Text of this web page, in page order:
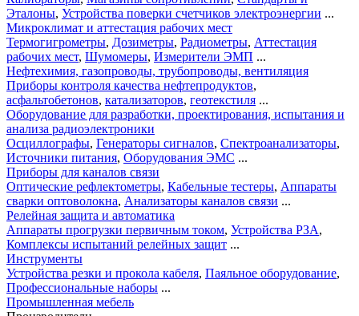
Эталоны, Устройства поверки счетчиков электроэнергии ...
Микроклимат и аттестация рабочих мест
Термогигрометры, Дозиметры, Радиометры, Аттестация
рабочих мест, Шумомеры, Измерители ЭМП ...
Нефтехимия, газопроводы, трубопроводы, вентиляция
Приборы контроля качества нефтепродуктов,
асфальтобетонов, катализаторов, геотекстиля ...
Оборудование для разработки, проектирования, испытания и
анализа радиоэлектроники
Осциллографы, Генераторы сигналов, Спектроанализаторы,
Источники питания, Оборудования ЭМС ...
Приборы для каналов связи
Оптические рефлектометры, Кабельные тестеры, Аппараты
сварки оптоволокна, Анализаторы каналов связи ...
Релейная защита и автоматика
Аппараты прогрузки первичным током, Устройства РЗА,
Комплексы испытаний релейных защит ...
Инструменты
Устройства резки и прокола кабеля, Паяльное оборудование,
Профессиональные наборы ...
Промышленная мебель